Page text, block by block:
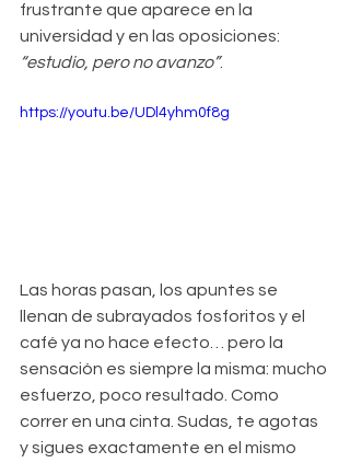
frustrante que aparece en la
universidad y en las oposiciones:
“estudio, pero no avanzo”.
https://youtu.be/UDl4yhm0f8g
Las horas pasan, los apuntes se
llenan de subrayados fosforitos y el
café ya no hace efecto… pero la
sensación es siempre la misma: mucho
esfuerzo, poco resultado. Como
correr en una cinta. Sudas, te agotas
y sigues exactamente en el mismo